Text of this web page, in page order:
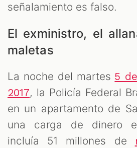
señalamiento es falso.
El exministro, el
maletas
La noche del martes 5
2017, la Policía Federal
en un apartamento de
una carga de dinero
incluía 51 millones de